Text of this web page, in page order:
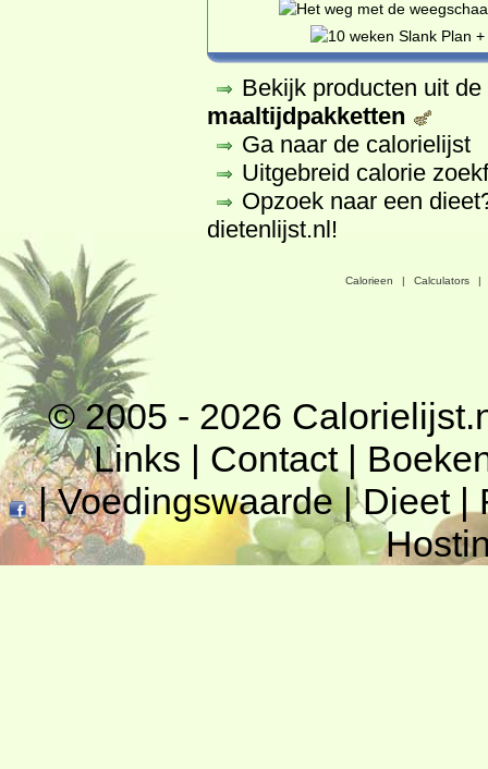
Bekijk producten uit
maaltijdpakketten
Ga naar de calorielijst
Uitgebreid calorie
Opzoek naar een
dietenlijst.nl!
Calorieen | Calculators |
© 2005 - 2026
Links | Contact|
|Voedingswaarde|Dieet|